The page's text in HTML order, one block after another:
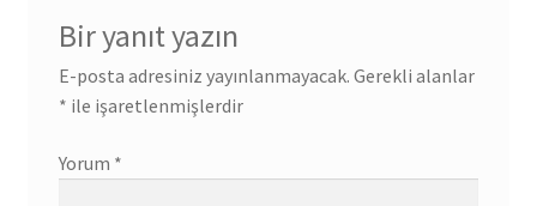
Bir yanıt yazın
E-posta adresiniz yayınlanmayacak. Gerekli alanlar
* ile işaretlenmişlerdir
Yorum *